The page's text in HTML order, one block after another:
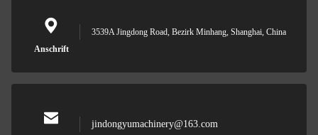
Anschrift
3539A Jingdong Road, Bezirk Minhang, Shanghai, China
jindongyumachinery@163.com